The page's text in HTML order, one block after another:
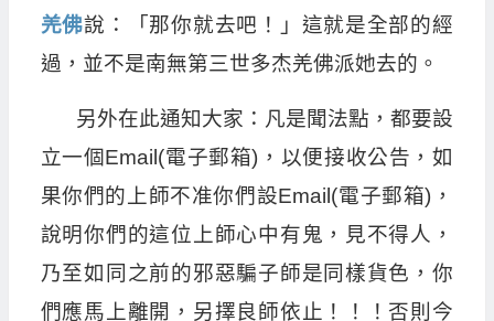
羌佛說：「那你就去吧！」這就是全部的經
過，並不是南無第三世多杰羌佛派她去的。
另外在此通知大家：凡是聞法點，都要設
立一個Email(電子郵箱)，以便接收公告，如
果你們的上師不准你們設Email(電子郵箱)，
說明你們的這位上師心中有鬼，見不得人，
乃至如同之前的邪惡騙子師是同樣貨色，你
們應馬上離開，另擇良師依止！！！否則今